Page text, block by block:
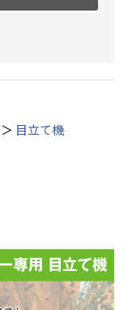
＞ 目立て機